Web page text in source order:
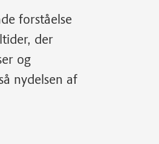
forståelse
der
og
nydelsen af